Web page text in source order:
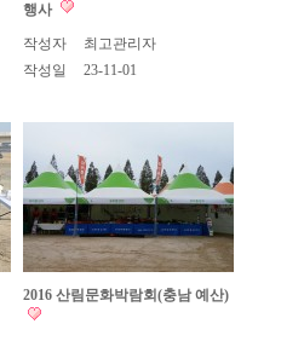
행사
작성자
최고관리자
작성일
23-11-01
2016 산림문화박람회(충남 예산)